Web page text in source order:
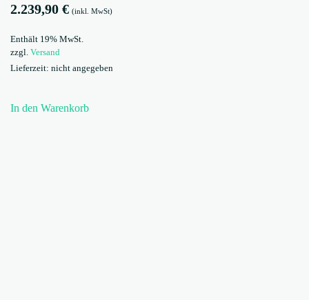
2.239,90 € (inkl. MwSt)
Enthält 19% MwSt.
zzgl. Versand
Lieferzeit: nicht angegeben
In den Warenkorb